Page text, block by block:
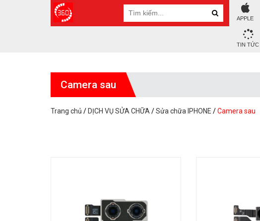
APPLE
TIN TỨC
Camera sau
Trang chủ / DỊCH VỤ SỬA CHỮA /Sửa chữa IPHONE /Camera sau